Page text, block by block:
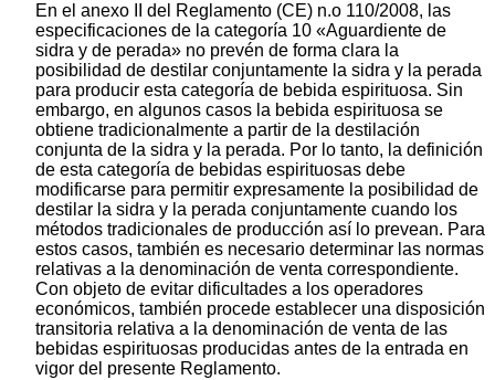
En el anexo II del Reglamento (CE) n.o 110/2008, las
especificaciones de la categoría 10 «Aguardiente de
sidra y de perada» no prevén de forma clara la
posibilidad de destilar conjuntamente la sidra y la perada
para producir esta categoría de bebida espirituosa. Sin
embargo, en algunos casos la bebida espirituosa se
obtiene tradicionalmente a partir de la destilación
conjunta de la sidra y la perada. Por lo tanto, la definición
de esta categoría de bebidas espirituosas debe
modificarse para permitir expresamente la posibilidad de
destilar la sidra y la perada conjuntamente cuando los
métodos tradicionales de producción así lo prevean. Para
estos casos, también es necesario determinar las normas
relativas a la denominación de venta correspondiente.
Con objeto de evitar dificultades a los operadores
económicos, también procede establecer una disposición
transitoria relativa a la denominación de venta de las
bebidas espirituosas producidas antes de la entrada en
vigor del presente Reglamento.